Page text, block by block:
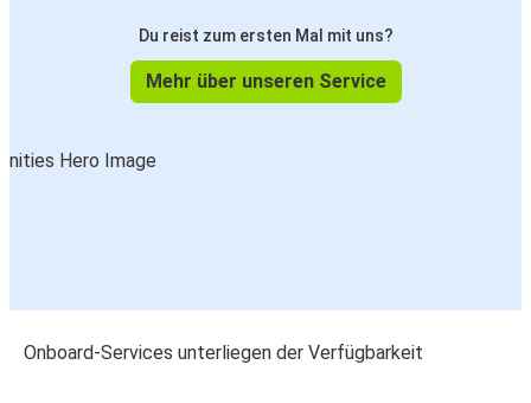
Du reist zum ersten Mal mit uns?
Mehr über unseren Service
Onboard-Services unterliegen der Verfügbarkeit